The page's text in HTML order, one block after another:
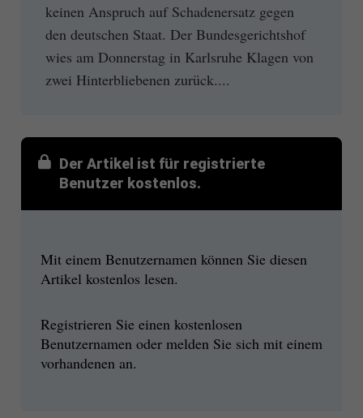
keinen Anspruch auf Schadenersatz gegen
den deutschen Staat. Der Bundesgerichtshof
wies am Donnerstag in Karlsruhe Klagen von
zwei Hinterbliebenen zurück....
Der Artikel ist für registrierte
Benutzer kostenlos.
Mit einem Benutzernamen können Sie diesen
Artikel kostenlos lesen.
Registrieren Sie einen kostenlosen
Benutzernamen oder melden Sie sich mit einem
vorhandenen an.